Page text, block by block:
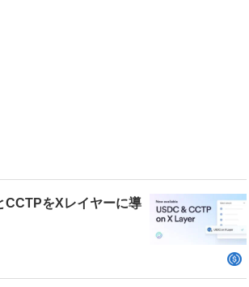
CCTPをXレイヤーに導